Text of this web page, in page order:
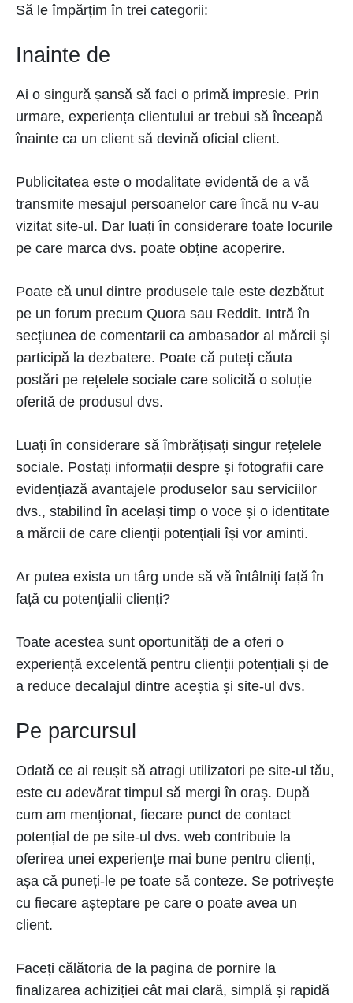
Să le împărțim în trei categorii:
Inainte de
Ai o singură șansă să faci o primă impresie. Prin
urmare, experiența clientului ar trebui să înceapă
înainte ca un client să devină oficial client.
Publicitatea este o modalitate evidentă de a vă
transmite mesajul persoanelor care încă nu v-au
vizitat site-ul. Dar luați în considerare toate locurile
pe care marca dvs. poate obține acoperire.
Poate că unul dintre produsele tale este dezbătut
pe un forum precum Quora sau Reddit. Intră în
secțiunea de comentarii ca ambasador al mărcii și
participă la dezbatere. Poate că puteți căuta
postări pe rețelele sociale care solicită o soluție
oferită de produsul dvs.
Luați în considerare să îmbrățișați singur rețelele
sociale. Postați informații despre și fotografii care
evidențiază avantajele produselor sau serviciilor
dvs., stabilind în același timp o voce și o identitate
a mărcii de care clienții potențiali își vor aminti.
Ar putea exista un târg unde să vă întâlniți față în
față cu potențialii clienți?
Toate acestea sunt oportunități de a oferi o
experiență excelentă pentru clienții potențiali și de
a reduce decalajul dintre aceștia și site-ul dvs.
Pe parcursul
Odată ce ai reușit să atragi utilizatori pe site-ul tău,
este cu adevărat timpul să mergi în oraș. După
cum am menționat, fiecare punct de contact
potențial de pe site-ul dvs. web contribuie la
oferirea unei experiențe mai bune pentru clienți,
așa că puneți-le pe toate să conteze. Se potrivește
cu fiecare așteptare pe care o poate avea un
client.
Faceți călătoria de la pagina de pornire la
finalizarea achiziției cât mai clară, simplă și rapidă